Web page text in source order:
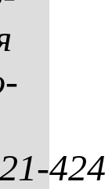
424